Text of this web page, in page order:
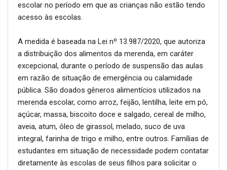
escolar no período em que as crianças não estão tendo
acesso às escolas.
A medida é baseada na Lei nº 13.987/2020, que autoriza
a distribuição dos alimentos da merenda, em caráter
excepcional, durante o período de suspensão das aulas
em razão de situação de emergência ou calamidade
pública. São doados gêneros alimentícios utilizados na
merenda escolar, como arroz, feijão, lentilha, leite em pó,
açúcar, massa, biscoito doce e salgado, cereal de milho,
aveia, atum, óleo de girassol, melado, suco de uva
integral, farinha de trigo e milho, entre outros. Famílias de
estudantes em situação de necessidade podem contatar
diretamente às escolas de seus filhos para solicitar o